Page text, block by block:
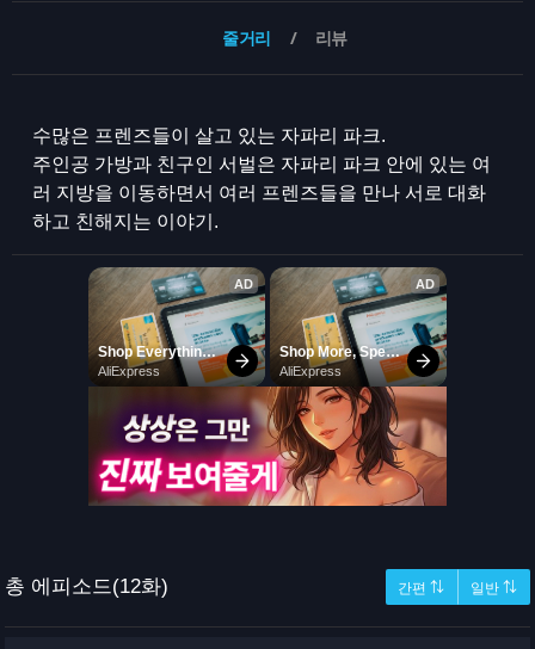
줄거리 리뷰
수많은 프렌즈들이 살고 있는 자파리 파크.
주인공 가방과 친구인 서벌은 자파리 파크 안에 있는 여
러 지방을 이동하면서 여러 프렌즈들을 만나 서로 대화
하고 친해지는 이야기.
총 에피소드(12화) 간편 ⇅ 일반 ⇅